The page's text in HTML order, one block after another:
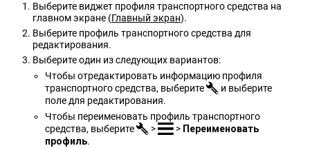
Выберите виджет профиля транспортного средства на
главном экране (Главный экран).
Выберите профиль транспортного средства для
редактирования.
Выберите один из следующих вариантов:
Чтобы отредактировать информацию профиля
транспортного средства, выберите
и выберите
поле для редактирования.
Чтобы переименовать профиль транспортного
средства, выберите
> > Переименовать
профиль.